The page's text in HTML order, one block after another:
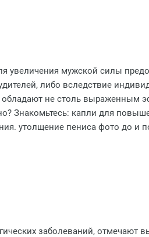
увеличения мужской силы
либо вследствие
не столь выраженным
Знакомьтесь: капли для
утолщение пениса фото до и
заболеваний, отмечают